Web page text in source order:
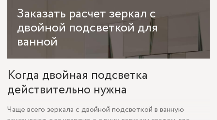
Заказать расчет зеркал с
двойной подсветкой для
ванной
Когда двойная подсветка
действительно нужна
Чаще всего зеркала с двойной подсветкой в ванную